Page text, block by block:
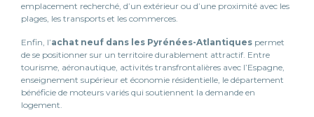
emplacement recherché, d’un extérieur ou d’une proximité avec les
plages, les transports et les commerces.
Enfin, l’achat neuf dans les Pyrénées-Atlantiques permet
de se positionner sur un territoire durablement attractif. Entre
tourisme, aéronautique, activités transfrontalières avec l’Espagne,
enseignement supérieur et économie résidentielle, le département
bénéficie de moteurs variés qui soutiennent la demande en
logement.